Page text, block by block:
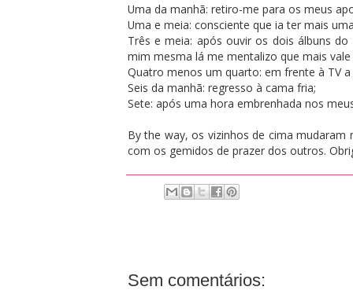
Uma da manhã: retiro-me para os meus
Uma e meia: consciente que ia ter mais
Três e meia: após ouvir os dois álbuns
mim mesma lá me mentalizo que mais
Quatro menos um quarto: em frente à TV
Seis da manhã: regresso à cama fria;
Sete: após uma hora embrenhada nos
By the way, os vizinhos de cima
com os gemidos de prazer dos outros.
Sem comentários: